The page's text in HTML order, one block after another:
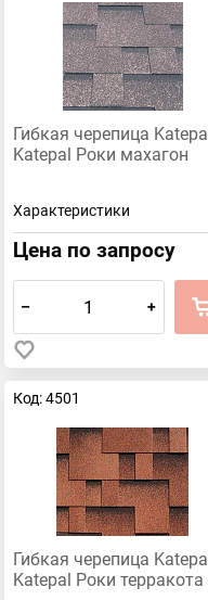
Гибкая черепица Katepal
Katepal Роки махагон
Характеристики
Цена по запросу
– +
Код: 4501
Гибкая черепица Katepal
Katepal Роки терракота